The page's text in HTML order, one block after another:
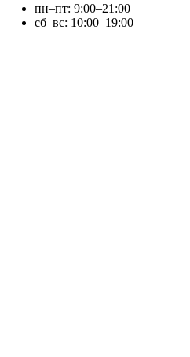
пн–пт: 9:00–21:00
сб–вс: 10:00–19:00